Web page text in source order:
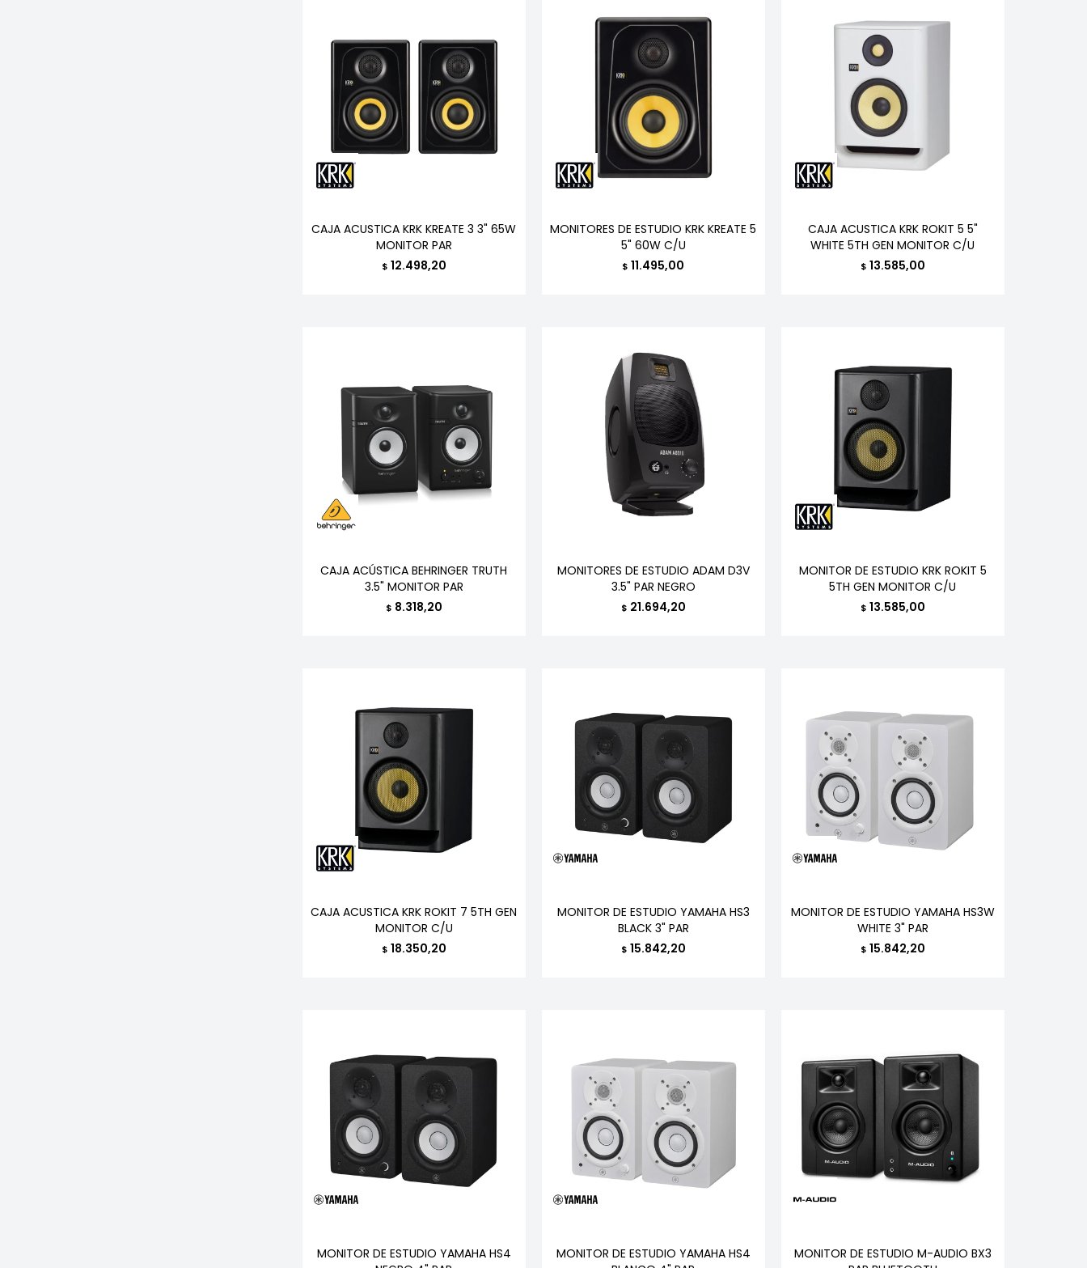
CAJA ACUSTICA KRK KREATE 3 3" 65W
MONITOR PAR
$ 12.498,20
MONITORES DE ESTUDIO KRK KREATE 5
5" 60W C/U
$ 11.495,00
CAJA ACUSTICA KRK ROKIT 5 5"
WHITE 5TH GEN MONITOR C/U
$ 13.585,00
CAJA ACÚSTICA BEHRINGER TRUTH
3.5" MONITOR PAR
$ 8.318,20
MONITORES DE ESTUDIO ADAM D3V
3.5" PAR NEGRO
$ 21.694,20
MONITOR DE ESTUDIO KRK ROKIT 5
5TH GEN MONITOR C/U
$ 13.585,00
CAJA ACUSTICA KRK ROKIT 7 5TH GEN
MONITOR C/U
$ 18.350,20
MONITOR DE ESTUDIO YAMAHA HS3
BLACK 3" PAR
$ 15.842,20
MONITOR DE ESTUDIO YAMAHA HS3W
WHITE 3" PAR
$ 15.842,20
MONITOR DE ESTUDIO YAMAHA HS4
MONITOR DE ESTUDIO YAMAHA HS4
MONITOR DE ESTUDIO M-AUDIO BX3